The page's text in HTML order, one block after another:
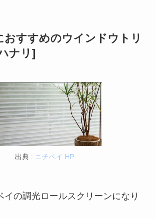
おすすめのウインドウトリ
ナリ]
出典 : ニチベイ HP
イの調光ロールスクリーンになり